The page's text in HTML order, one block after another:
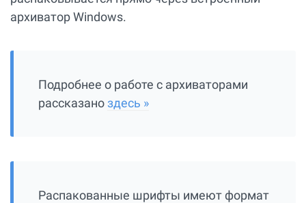
архиватор Windows.
Подробнее о работе с архиваторами
рассказаноздесь »
Распакованные шрифты имеют формат